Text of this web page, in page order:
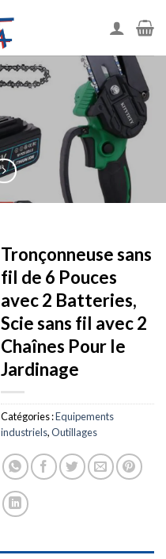
Tronçonneuse sans
fil de 6 Pouces
avec 2 Batteries,
Scie sans fil avec 2
Chaînes Pour le
Jardinage
Catégories :Equipements
industriels,Outillages